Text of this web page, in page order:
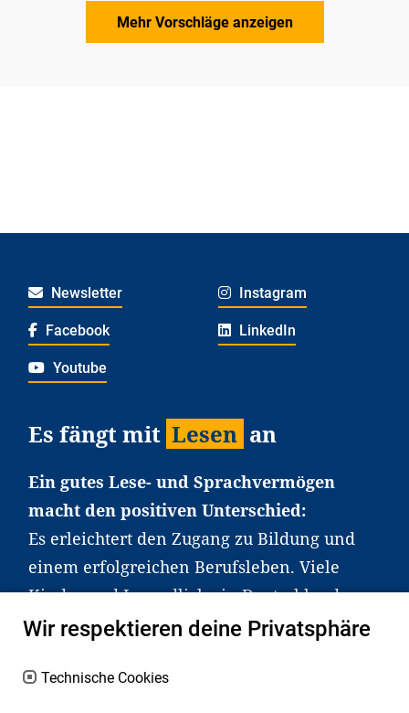
Mehr Vorschläge anzeigen
Newsletter Instagram
Facebook LinkedIn
Youtube
Es fängt mit Lesen an
Ein gutes Lese- und Sprachvermögen
macht den positiven Unterschied:
Es erleichtert den Zugang zu Bildung und
einem erfolgreichen Berufsleben. Viele
Kinder und Jugendliche in Deutschland
haben aber große Schwierigkeiten dabei.
an Familien sowie an Erzieher*innen,
Wir respektieren deine Privatsphäre
Technische Cookies